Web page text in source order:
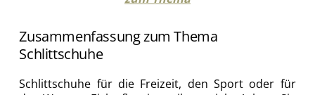
Zusammenfassung zum Thema
Schlittschuhe
Schlittschuhe für die Freizeit, den Sport oder für